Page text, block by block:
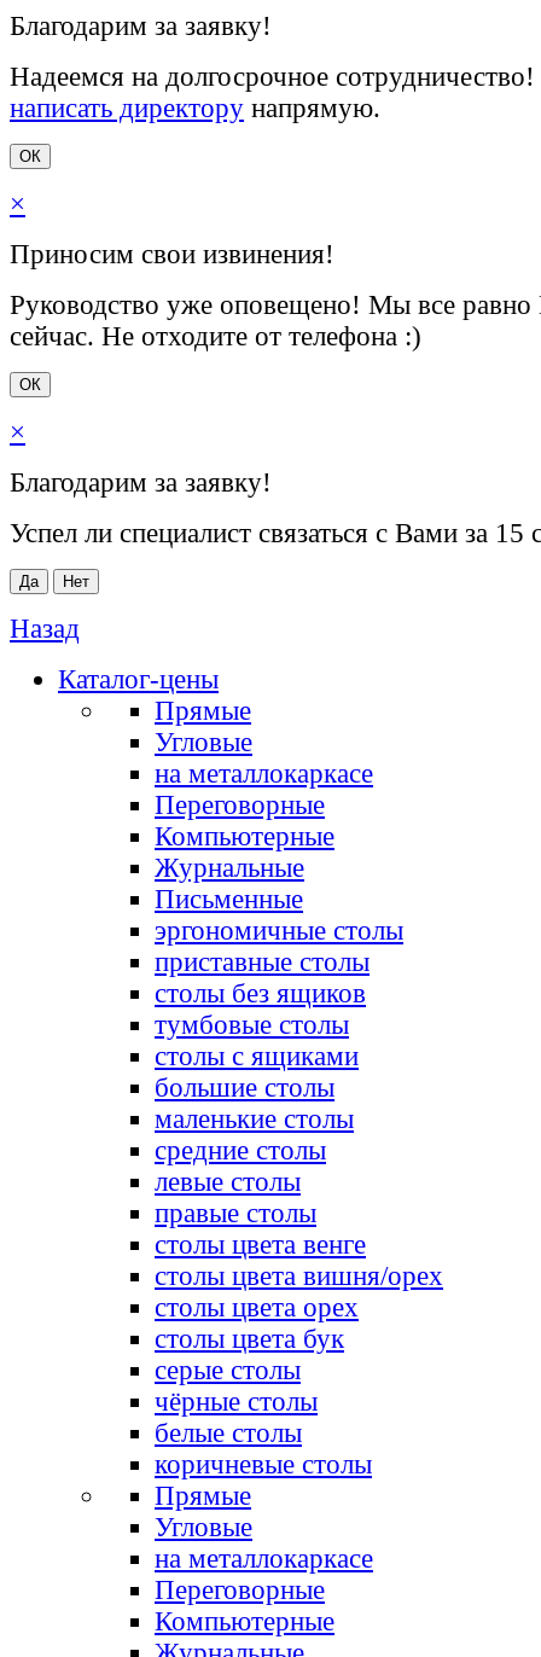
Благодарим за заявку!
Надеемся на долгосрочное
написать директору напрямую.
ОК
×
Приносим свои извинения!
Руководство уже оповещено! Мы все
сейчас. Не отходите от телефона :)
ОК
×
Благодарим за заявку!
Успел ли специалист связаться с Вами за 15
Да Нет
Назад
Каталог-цены
Прямые
Угловые
на металлокаркасе
Переговорные
Компьютерные
Журнальные
Письменные
эргономичные столы
приставные столы
столы без ящиков
тумбовые столы
столы с ящиками
большие столы
маленькие столы
средние столы
левые столы
правые столы
столы цвета венге
столы цвета вишня/орех
столы цвета орех
столы цвета бук
серые столы
чёрные столы
белые столы
коричневые столы
Прямые
Угловые
на металлокаркасе
Переговорные
Компьютерные